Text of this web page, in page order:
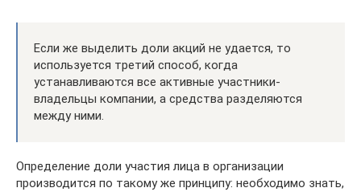
Если же выделить доли акций не удается, то
используется третий способ, когда
устанавливаются все активные участники-
владельцы компании, а средства разделяются
между ними.
Определение доли участия лица в организации
производится по такому же принципу: необходимо знать,